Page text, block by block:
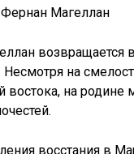
Магеллан
возвращается
Несмотря на
востока, на родине
восстания в